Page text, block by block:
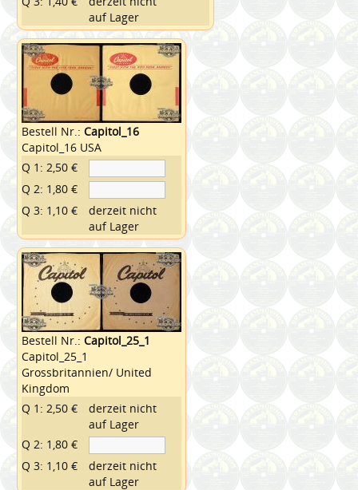
auf Lager
Bestell Nr.:Capitol_16
Capitol_16 USA
Q 1: 2,50 €
Q 2: 1,80 €
Q 3: 1,10 €
derzeit nicht
auf Lager
Bestell Nr.:Capitol_25_1
Capitol_25_1
Grossbritannien/ United
Kingdom
Q 1: 2,50 €
derzeit nicht
auf Lager
Q 2: 1,80 €
Q 3: 1,10 €
derzeit nicht
auf Lager